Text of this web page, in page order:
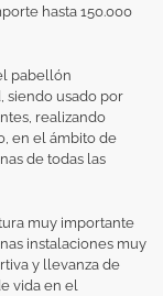
hasta 150.000
pabellón
siendo usado por
realizando
en el ámbito de
de todas las
muy importante
instalaciones muy
y llevanza de
vida en el